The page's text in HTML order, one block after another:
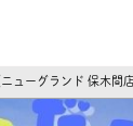
ューグランド 保木